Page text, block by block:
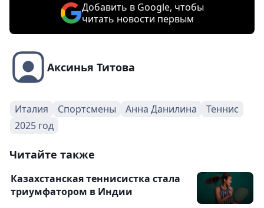
Добавить в Google, чтобы
читать новости первым
Аксинья Титова
Италия Спортсмены Анна Данилина
Теннис
2025 год
Читайте также
Казахстанская теннисистка стала
триумфатором в Индии